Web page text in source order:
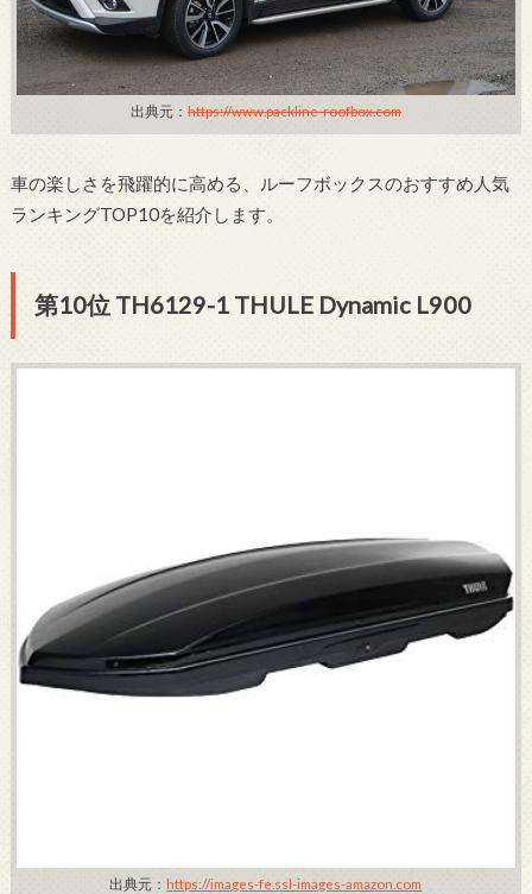
出典元： https://www.packline-roofbox.com
車の楽しさを飛躍的に高める、ルーフボックスのおすすめ人気
ランキングTOP10を紹介します。
第10位 TH6129-1 THULE Dynamic L900
出典元： https://images-fe.ssl-images-amazon.com